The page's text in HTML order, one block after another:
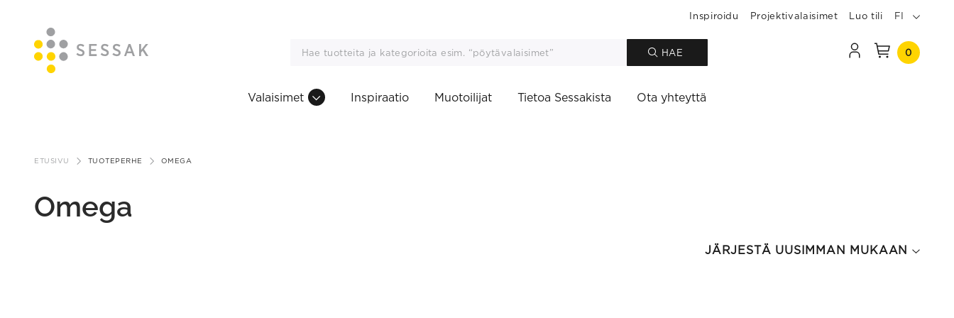
sisältöön
Inspiroidu Projektivalaisimet Luo tili FI
HAE 0
Valaisimet Inspiraatio Muotoilijat Tietoa Sessakista Ota yhteyttä
ETUSIVU TUOTEPERHE OMEGA
Omega